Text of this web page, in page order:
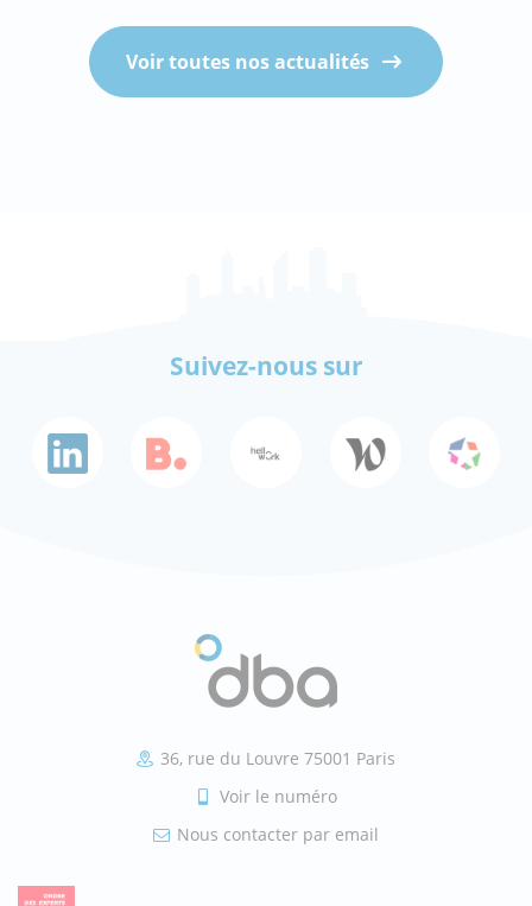
Voir toutes nos actualités
Suivez-nous sur
36, rue du Louvre 75001 Paris
Voir le numéro
Nous contacter par email